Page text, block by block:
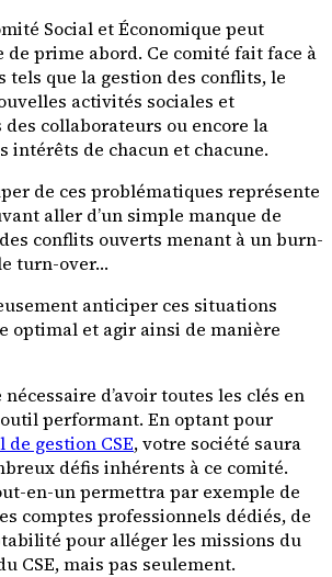
Social et Économique peut
de prime abord. Ce comité fait face à
tels que la gestion des conflits, le
activités sociales et
collaborateurs ou encore la
intérêts de chacun et chacune.
de ces problématiques représente
aller d’un simple manque de
conflits ouverts menant à un burn-
turn-over…
anticiper ces situations
optimal et agir ainsi de manière
d’avoir toutes les clés en
outil performant. En optant pour
gestion CSE, votre société saura
défis inhérents à ce comité.
en-un permettra par exemple de
comptes professionnels dédiés, de
pour alléger les missions du
CSE, mais pas seulement.